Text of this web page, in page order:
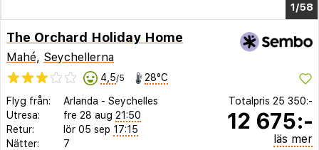
1/51
The Orchard Holiday Home
Mahé, Seychellerna
4,5/5 28°C
Flyg från: Arlanda - Seychelles
Utresa:
fre 28 aug 21:50
Retur:
lör 05 sep 17:15
Nätter:
7
Totalpris 25 350:-
12 675:-
läs mer